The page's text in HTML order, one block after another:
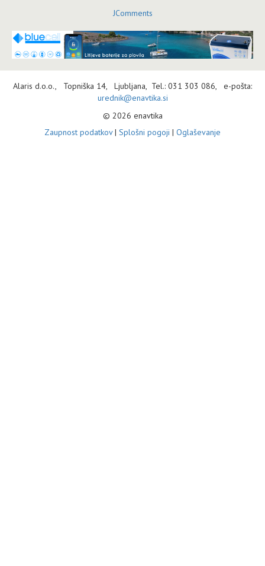
JComments
Alaris d.o.o., Topniška 14, Ljubljana, Tel.: 031 303 086, e-pošta:
urednik@enavtika.si
© 2026 enavtika
Zaupnost podatkov| Splošni pogoji | Oglaševanje